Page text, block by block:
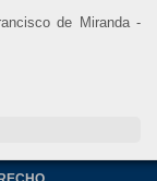
de Miranda -